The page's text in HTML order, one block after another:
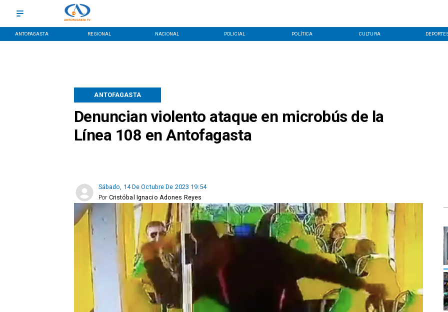
ANTOFAGASTA REGIONAL NACIONAL POLICIAL POLÍTICA CULTURA
Denuncian violento ataque en microbús de la
Línea 108 en Antofagasta
ANTOFAGASTA
Sábado, 14 De Octubre De 2023 19:54
Cristóbal Ignacio Adones Reyes
Por